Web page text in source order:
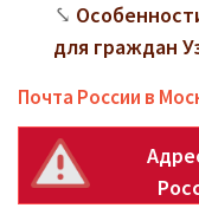
для граждан
Почта России в